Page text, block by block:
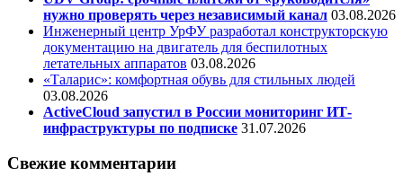
нужно проверять через независимый канал 03.08.2026
Инженерный центр УрФУ разработал конструкторскую
документацию на двигатель для беспилотных
летательных аппаратов 03.08.2026
«Таларис»: комфортная обувь для стильных людей
03.08.2026
ActiveCloud запустил в России мониторинг ИТ-
инфраструктуры по подписке 31.07.2026
Свежие комментарии